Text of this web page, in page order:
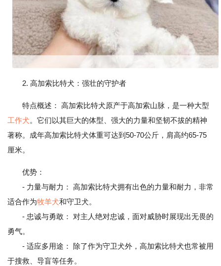
2. 高加索比特犬：强壮的守护者
特点概述： 高加索比特犬原产于高加索山脉，是一种大型
工作犬。它们以其巨大的体型、强大的力量和坚韧不拔的精神
著称。成年高加索比特犬体重可达到50-70公斤，肩高约65-75
厘米。
优势：
- 力量与耐力： 高加索比特犬拥有出色的力量和耐力，非常
适合作为牧羊犬和守卫犬。
- 忠诚与勇敢： 对主人绝对忠诚，面对威胁时展现出无畏的
勇气。
- 适应多用途： 除了作为守卫犬外，高加索比特犬也常被用
于搜救、导盲等任务。